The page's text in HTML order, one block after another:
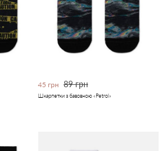
45 грн 89 грн
Шкарпетки з бавовною «Petrol»